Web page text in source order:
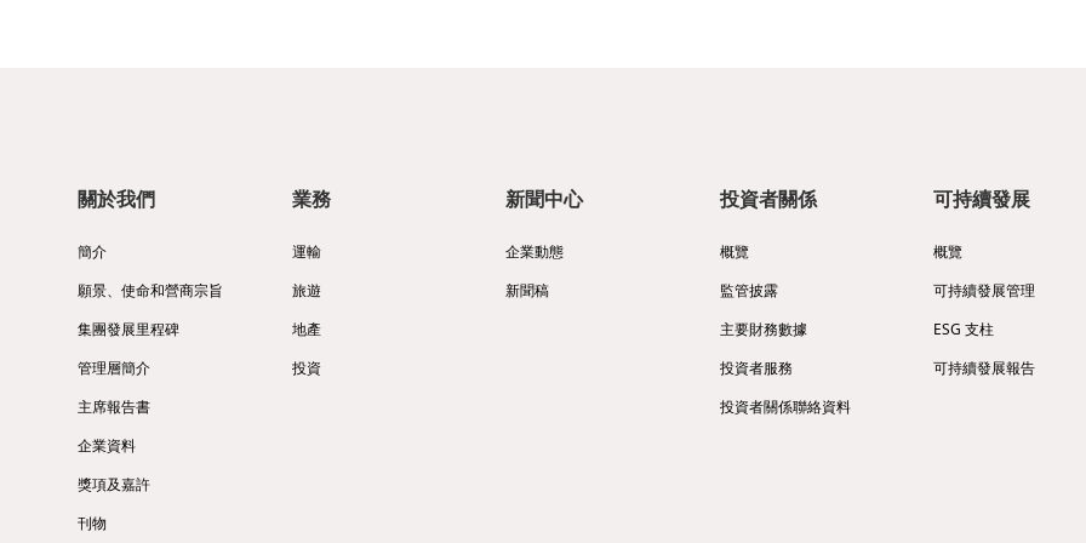
關於我們
簡介
願景、使命和營商宗旨
集團發展里程碑
管理層簡介
主席報告書
企業資料
獎項及嘉許
刊物
業務
運輸
旅遊
地產
投資
新聞中心
企業動態
新聞稿
投資者關係
概覽
監管披露
主要財務數據
投資者服務
投資者關係聯絡資料
可持續發展
概覽
可持續發展管理
ESG 支柱
可持續發展報告